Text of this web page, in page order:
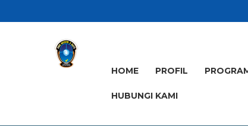
HOME PROFIL
HUBUNGI KAMI